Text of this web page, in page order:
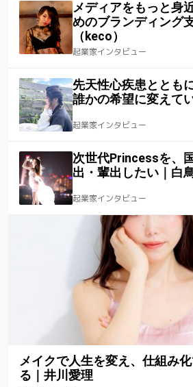
メディアをもっと身
めのブランディング
（keco）
起業家インタビュー
先天性心疾患ととも
誰かの希望に変えて
起業家インタビュー
次世代Princessを、
出・輩出したい｜白
起業家インタビュー
メイクで人生を変え、仕組み
る｜井川愛理